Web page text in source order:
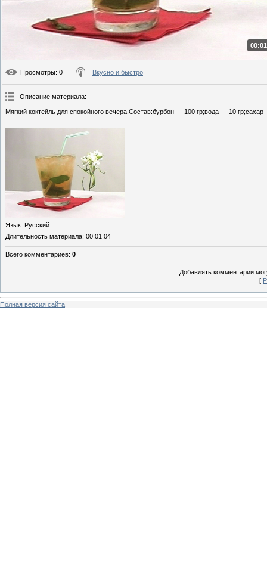
Просмотры: 0 Вкусно и быстро
Описание материала:
Мягкий коктейль для спокойного вечера.Состав:бурбон — 100 гр;вода — 10
Язык: Русский
Длительность материала: 00:01:04
Всего комментариев: 0
Добавлять комментарии
[
Полная версия сайта